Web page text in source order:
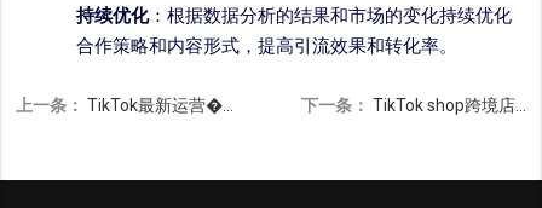
持续优化：根据数据分析的结果和市场的变化持续优化
合作策略和内容形式，提高引流效果和转化率。
上一条： TikTok最新运营�... 下一条： TikTok shop跨境店...